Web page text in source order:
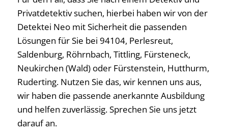
Privatdetektiv suchen, hierbei haben wir von der
Detektei Neo mit Sicherheit die passenden
Lösungen für Sie bei 94104, Perlesreut,
Saldenburg, Röhrnbach, Tittling, Fürsteneck,
Neukirchen (Wald) oder Fürstenstein, Hutthurm,
Ruderting. Nutzen Sie das, wir kennen uns aus,
wir haben die passende anerkannte Ausbildung
und helfen zuverlässig. Sprechen Sie uns jetzt
darauf an.